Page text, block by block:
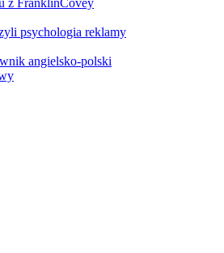
psychologia reklamy
angielsko-polski